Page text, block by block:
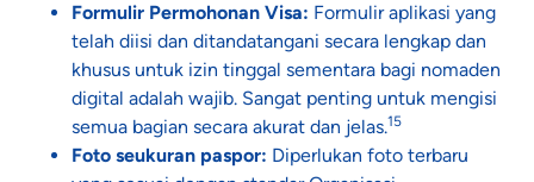
Formulir Permohonan Visa: Formulir aplikasi yang
telah diisi dan ditandatangani secara lengkap dan
khusus untuk izin tinggal sementara bagi nomaden
digital adalah wajib. Sangat penting untuk mengisi
semua bagian secara akurat dan jelas.15
Foto seukuran paspor: Diperlukan foto terbaru